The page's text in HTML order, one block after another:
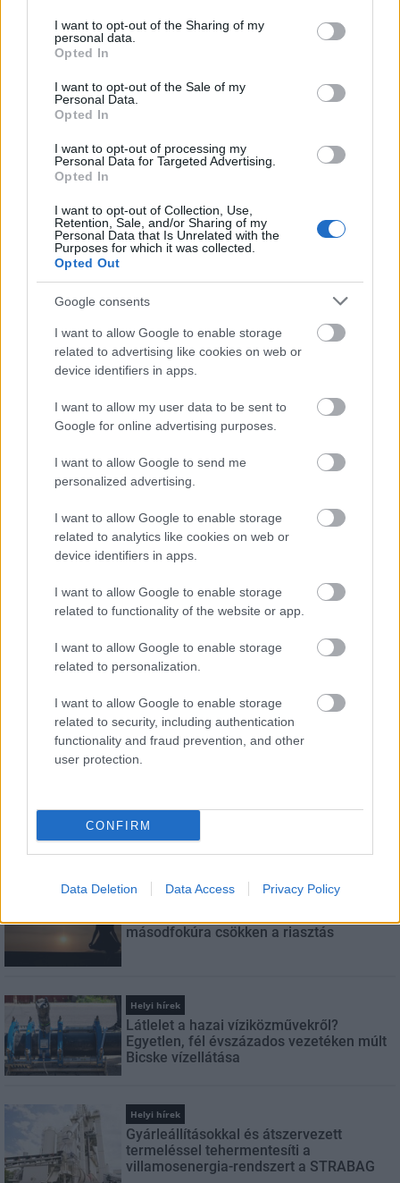
not limited to your visit or usage behaviour. You may click to
grant or deny consent to Google and its third-party tags to
use your data for below specified purposes in below Google
consent section.
I want to opt-out of the Sharing of my
personal data.
Opted In
I want to opt-out of the Sale of my
Personal Data.
Opted In
I want to opt-out of processing my
Personal Data for Targeted Advertising.
Opted In
I want to opt-out of Collection, Use,
Retention, Sale, and/or Sharing of my
Personal Data that Is Unrelated with the
Purposes for which it was collected.
Opted Out
Google consents
I want to allow Google to enable storage
related to advertising like cookies on web or
device identifiers in apps.
I want to allow my user data to be sent to
Google for online advertising purposes.
I want to allow Google to send me
personalized advertising.
I want to allow Google to enable storage
related to analytics like cookies on web or
device identifiers in apps.
I want to allow Google to enable storage
related to functionality of the website or app.
I want to allow Google to enable storage
related to personalization.
I want to allow Google to enable storage
related to security, including authentication
functionality and fraud prevention, and other
user protection.
CONFIRM
Data Deletion Data Access Privacy Policy
Miért kulcsfontosságú a korszerű légtechnika az
egészségügyi intézményekben?
HÍRLEVÉL
E-mail cím
Feliratkozom a hírlevélre és elfogadom az
szabályzatot!
LEGFRISSEBB
Helyi hírek
másodfokúra csökken a riasztás
Helyi hírek
Látlelet a hazai víziközművekről?
Egyetlen, fél évszázados vezetéken múlt
Bicske vízellátása
Helyi hírek
Gyárleállításokkal és átszervezett
termeléssel tehermentesíti a
villamosenergia-rendszert a STRABAG